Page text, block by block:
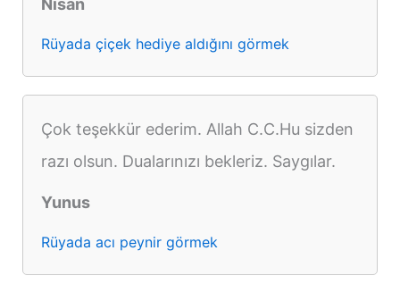
Rüyada çiçek hediye aldığını görmek
Çok teşekkür ederim. Allah C.C.Hu sizden
razı olsun. Dualarınızı bekleriz. Saygılar.
Yunus
Rüyada acı peynir görmek